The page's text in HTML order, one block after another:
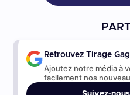
Retrouvez Tirage
Ajoutez notre média à
facilement nos